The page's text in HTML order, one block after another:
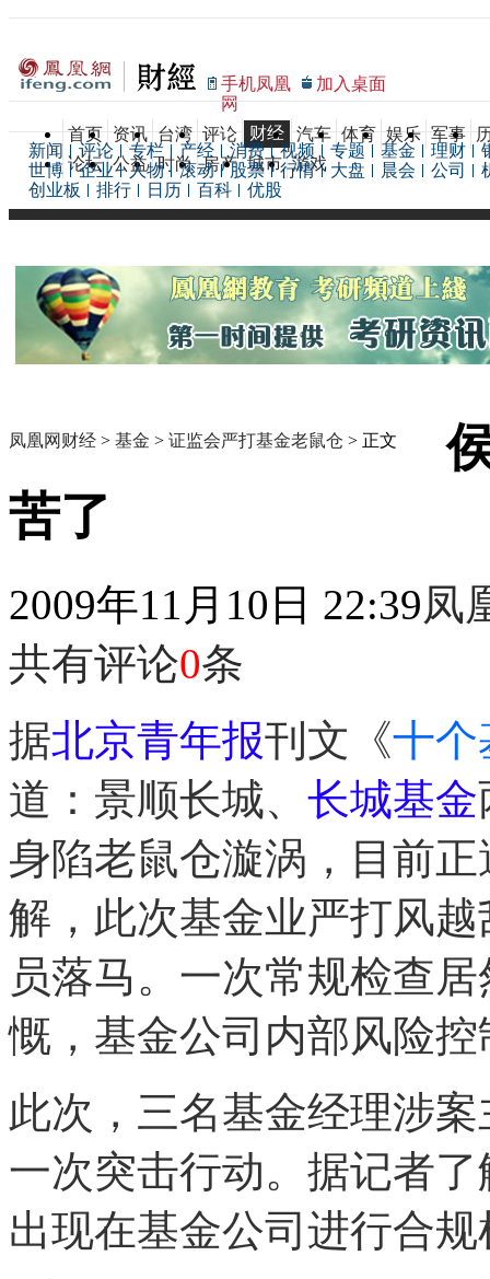
手机凤凰
网
加入桌面
首页 资讯 台湾 评论 财经 汽车 体育 娱乐 军事
论坛 公益 时尚 房产 城市 游戏
新闻 评论 专栏 产经 消费 视频 专题 基金 理财
世博
企业 人物 滚动 股票 行情 大盘 晨会 公司
创业板
排行 日历 百科 优股
凤凰网财经 > 基金 > 证监会严打基金老鼠仓 > 正文
苦了
2009年11月10日 22:39凤
共有评论0条
据北京青年报刊文《十个
道：景顺长城、 长城基金
身陷老鼠仓漩涡，目前
解，此次基金业严打风
员落马。一次常规检查
慨，基金公司内部风险
此次，三名基金经理涉
一次突击行动。据记者
出现在基金公司进行合规